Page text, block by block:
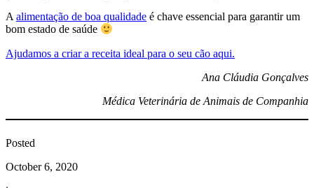
Aalimentação de boa qualidade é chave essencial para garantir um
bom estado de saúde
Ajudamos a criar a receita ideal para o seu cão aqui.
Ana Cláudia Gonçalves
Médica Veterinária de Animais de Companhia
Posted
October 6, 2020